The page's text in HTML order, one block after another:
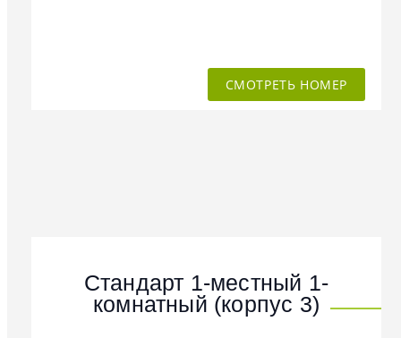
СМОТРЕТЬ НОМЕР
Стандарт 1-местный 1-
комнатный (корпус 3)